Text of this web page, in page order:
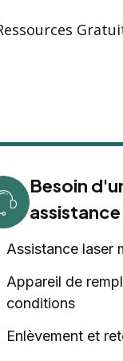
Besoin
Assistance laser
Appareil de
conditions
Enlèvement et